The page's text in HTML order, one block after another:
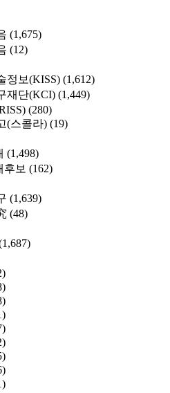
(1,675)
(12)
정보(KISS) (1,612)
재단(KCI) (1,449)
(280)
(스콜라) (19)
(1,498)
후보 (162)
(1,639)
(48)